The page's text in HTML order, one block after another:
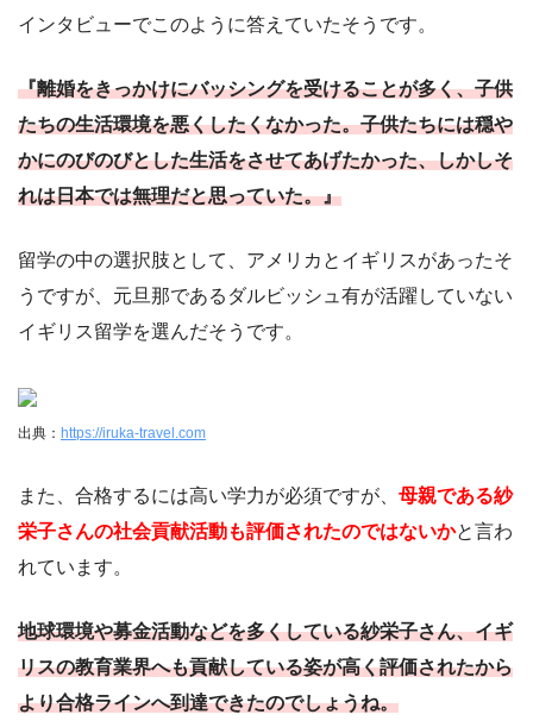
インタビューでこのように答えていたそうです。
『離婚をきっかけにバッシングを受けることが多く、子供
たちの生活環境を悪くしたくなかった。子供たちには穏や
かにのびのびとした生活をさせてあげたかった、しかしそ
れは日本では無理だと思っていた。』
留学の中の選択肢として、アメリカとイギリスがあったそ
うですが、元旦那であるダルビッシュ有が活躍していない
イギリス留学を選んだそうです。
出典： https://iruka-travel.com
また、合格するには高い学力が必須ですが、 母親である紗
栄子さんの社会貢献活動も評価されたのではないかと言わ
れています。
地球環境や募金活動などを多くしている紗栄子さん、イギ
リスの教育業界へも貢献している姿が高く評価されたから
より合格ラインへ到達できたのでしょうね。